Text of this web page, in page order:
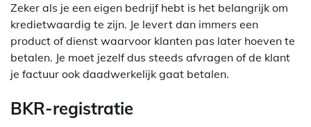
Zeker als je een eigen bedrijf hebt is het belangrijk om
kredietwaardig te zijn. Je levert dan immers een
product of dienst waarvoor klanten pas later hoeven te
betalen. Je moet jezelf dus steeds afvragen of de klant
je factuur ook daadwerkelijk gaat betalen.
BKR-registratie